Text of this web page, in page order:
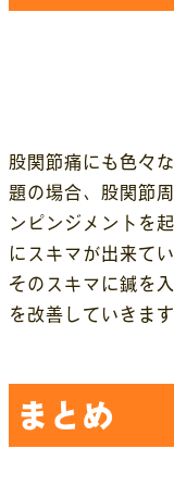
股関節痛にも色々
題の場合、股関節
ンピンジメントを
にスキマが出来て
そのスキマに鍼を
を改善していきます
まとめ